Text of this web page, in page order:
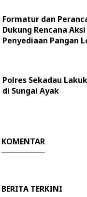
Formatur dan
Dukung Rencana
Penyediaan Pangan
Polres Sekadau
di Sungai Ayak
KOMENTAR
BERITA TERKINI